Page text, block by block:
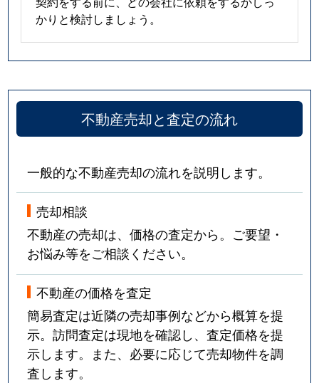
かりと検討しましょう。
不動産売却と査定の流れ
一般的な不動産売却の流れを説明します。
売却相談
不動産の売却は、価格の査定から。ご要望・
お悩み等をご相談ください。
不動産の価格を査定
簡易査定は近隣の売却事例などから概算を提
示。訪問査定は現地を確認し、査定価格を提
示します。また、必要に応じて売却物件を調
査します。